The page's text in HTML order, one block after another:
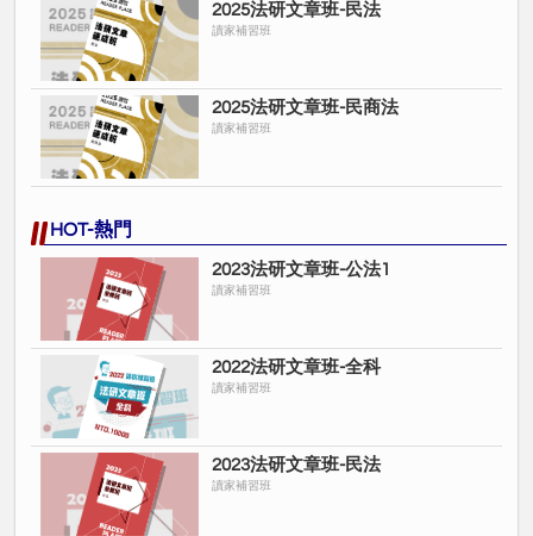
2025法研文章班-民法
讀家補習班
2025法研文章班-民商法
讀家補習班
HOT-熱門
2023法研文章班-公法1
讀家補習班
2022法研文章班-全科
讀家補習班
2023法研文章班-民法
讀家補習班